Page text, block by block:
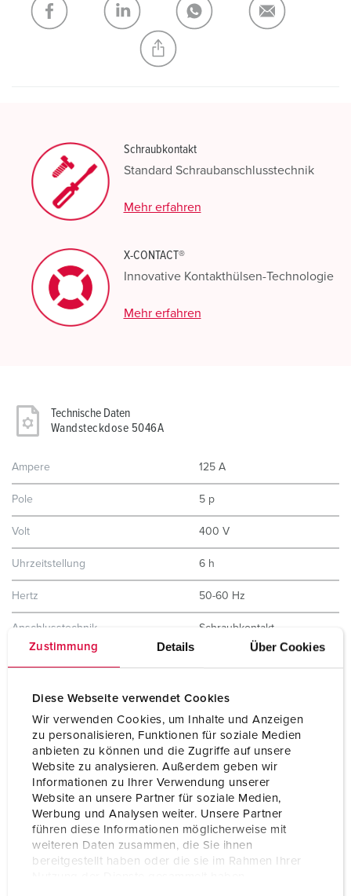
Zustimmung Details Über Cookies
Diese Webseite verwendet Cookies
Wir verwenden Cookies, um Inhalte und Anzeigen
zu personalisieren, Funktionen für soziale Medien
anbieten zu können und die Zugriffe auf unsere
Website zu analysieren. Außerdem geben wir
Informationen zu Ihrer Verwendung unserer
Website an unsere Partner für soziale Medien,
Werbung und Analysen weiter. Unsere Partner
führen diese Informationen möglicherweise mit
weiteren Daten zusammen, die Sie ihnen
bereitgestellt haben oder die sie im Rahmen Ihrer
Schraubkontakt
Standard Schraubanschlusstechnik
Mehr erfahren
X-CONTACT®
Innovative Kontakthülsen-Technologie
Mehr erfahren
Technische Daten
Wandsteckdose 5046A
Ampere 125 A
Pole 5 p
Volt 400 V
Uhrzeitstellung 6 h
Hertz 50-60 Hz
Anschlusstechnik Schraubkontakt
Schutzart IP67
Gehäusematerial Kunststoff
Gewicht 5870 g
Prüfzeichen EAC